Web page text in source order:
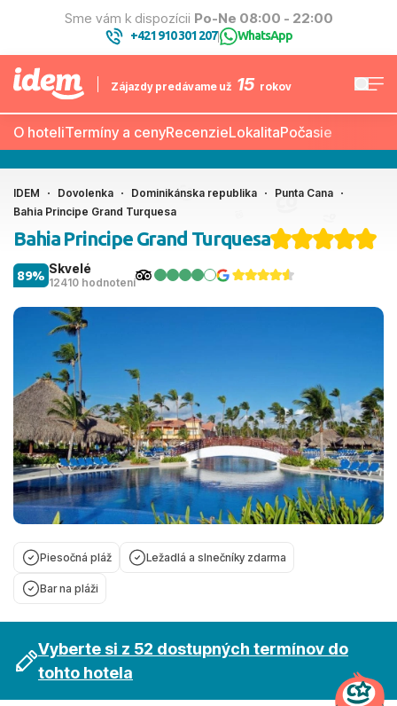
Sme vám k dispozícii Po-Ne 08:00 - 22:00
+421 910 301 207| WhatsApp
Zájazdy predávame už 15 rokov
O hoteliTermíny a cenyRecenzieLokalitaPočasie
IDEM Dovolenka Dominikánska republika
Punta Cana
Bahia Principe Grand Turquesa
Bahia Principe Grand Turquesa
Skvelé
12410 hodnotení
89%
Piesočná pláž Ležadlá a slnečníky zdarma
Bar na pláži
Vyberte si z 52 dostupných termínov do
tohto hotela